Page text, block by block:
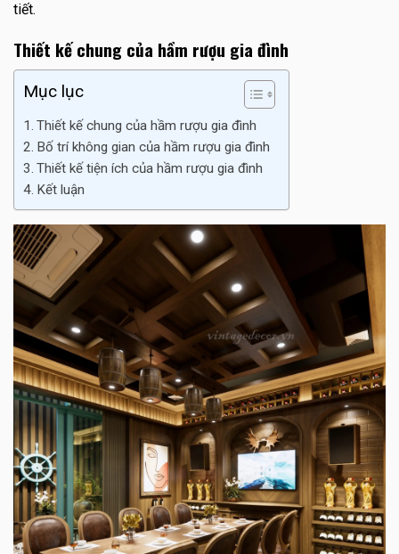
tiết.
Thiết kế chung của hầm rượu gia đình
Mục lục
Thiết kế chung của hầm rượu gia đình
Bố trí không gian của hầm rượu gia đình
Thiết kế tiện ích của hầm rượu gia đình
Kết luận